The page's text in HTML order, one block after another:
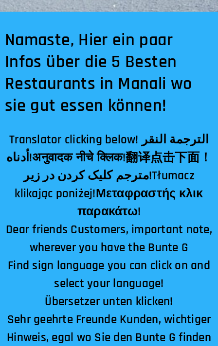
Namaste, Hier ein paar
Infos über die 5 Besten
Restaurants in Manali wo
sie gut essen können!
Translator clicking below! الترجمة النقر
أدناه!अनुवादक नीचे क्लिक!翻译点击下面！
مترجم کلیک کردن در زیر!Tłumacz
klikając poniżej!Μεταφραστής κλικ
παρακάτω!
Dear friends Customers, important note,
wherever you have the Bunte G
Find sign language you can click on and
select your language!
Übersetzer unten klicken!
Sehr geehrte Freunde Kunden, wichtiger
Hinweis, egal wo Sie den Bunte G finden